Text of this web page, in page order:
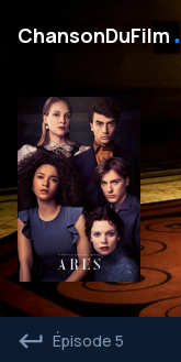
ChansonDuFilm․
Épisode 5